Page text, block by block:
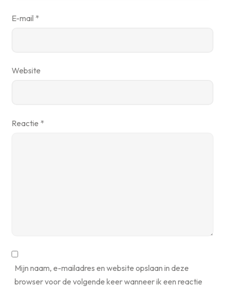
E-mail *
Website
Reactie *
Mijn naam, e-mailadres en website opslaan in deze
browser voor de volgende keer wanneer ik een reactie